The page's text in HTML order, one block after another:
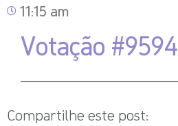
11:15 am
Votação #9594
Compartilhe este post: